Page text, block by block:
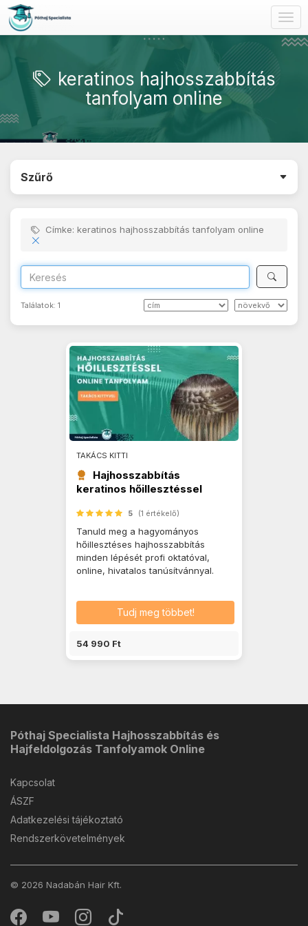
keratinos hajhosszabbítás
tanfolyam online
Szűrő
Címke: keratinos hajhosszabbítás tanfolyam online
Találatok: 1
TAKÁCS KITTI
Hajhosszabbítás
keratinos hőillesztéssel
5 (1 értékelő)
Tanuld meg a hagyományos
hőillesztéses hajhosszabbítás
minden lépését profi oktatóval,
online, hivatalos tanúsítvánnyal.
Tudj meg többet!
54 990 Ft
Póthaj Specialista Hajhosszabbítás és
Hajfeldolgozás Tanfolyamok Online
Kapcsolat
ÁSZF
Adatkezelési tájékoztató
Rendszerkövetelmények
© 2026 Nadabán Hair Kft.